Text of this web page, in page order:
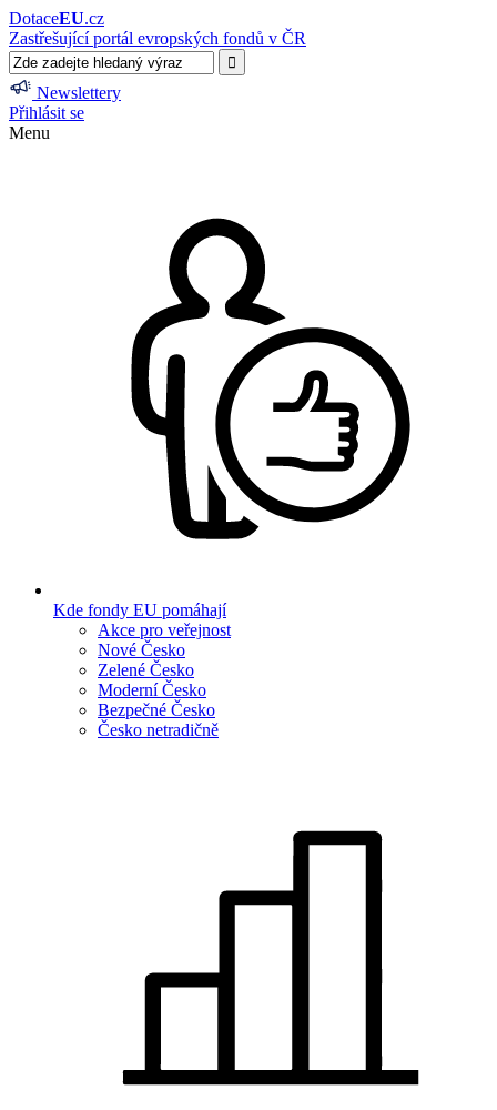
DotaceEU.cz
Zastřešující portál evropských fondů v ČR
Newslettery
Přihlásit se
Menu
Kde fondy EU pomáhají
Akce pro veřejnost
Nové Česko
Zelené Česko
Moderní Česko
Bezpečné Česko
Česko netradičně